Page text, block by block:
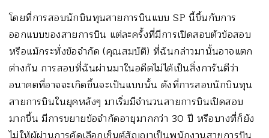
โดยที่การสอบนักบินทุนสายการบินแบบ SP นี้ขึ้นกับการ
ออกแบบของสายการบิน แต่ละครั้งที่มีการเปิดสอบตัวข้อสอบ
หรือแม้กระทั่งข้อจำกัด (คุณสมบัติ) ที่ฉันกล่าวมานั้นอาจแตก
ต่างกัน การสอบที่ฉันผ่านมาในอดีตไม่ได้เป็นสิ่งการันตีว่า
อนาคตที่อาจจะเกิดขึ้นจะเป็นแบบนั้น ดังที่การสอบนักบินทุน
สายการบินในยุคหลังๆ มาเริ่มมีจำนวนสายการบินเปิดสอบ
มากขึ้น มีการขยายข้อจำกัดอายุมากกว่า 30 ปี หรือบางที่ก็ยัง